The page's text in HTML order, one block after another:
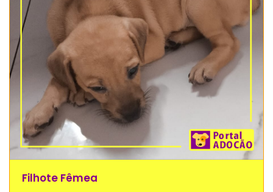
Filhote Fêmea